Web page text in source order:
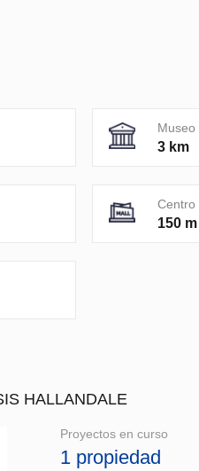
Museo
3 km
Centro
150 m
HALLANDALE
Proyectos en curso
1 propiedad